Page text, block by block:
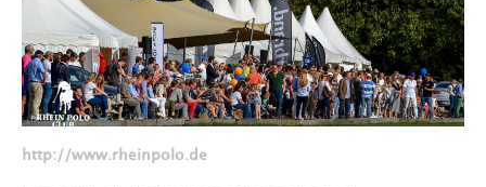
http://www.rheinpolo.de